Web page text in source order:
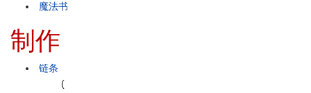
魔法书
制作
链条
(